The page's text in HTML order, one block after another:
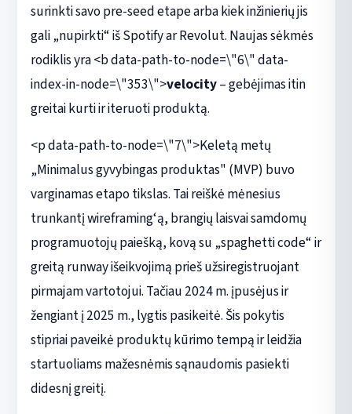
surinkti savo pre-seed etape arba kiek inžinierių jis
gali „nupirkti“ iš Spotify ar Revolut. Naujas sėkmės
rodiklis yra <b data-path-to-node=\"6\" data-
index-in-node=\"353\">velocity– gebėjimas itin
greitai kurti ir iteruoti produktą.
<p data-path-to-node=\"7\">Keletą metų
„Minimalus gyvybingas produktas" (MVP) buvo
varginamas etapo tikslas. Tai reiškė mėnesius
trunkantį wireframing‘ą, brangių laisvai samdomų
programuotojų paiešką, kovą su „spaghetti code“ ir
greitą runway išeikvojimą prieš užsiregistruojant
pirmajam vartotojui. Tačiau 2024 m. įpusėjus ir
žengiant į 2025 m., lygtis pasikeitė. Šis pokytis
stipriai paveikė produktų kūrimo tempą ir leidžia
startuoliams mažesnėmis sąnaudomis pasiekti
didesnį greitį.